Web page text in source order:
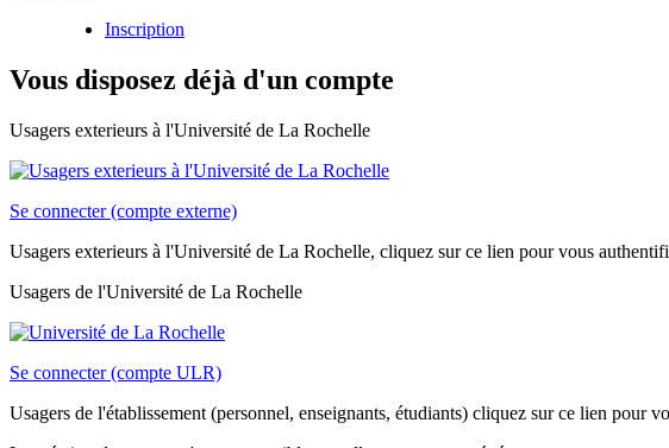
Inscription
Vous disposez déjà d'un compte
Usagers exterieurs à l'Université de La Rochelle
Se connecter (compte externe)
Usagers exterieurs à l'Université de La Rochelle, cliquez sur ce lien pour vous
Usagers de l'Université de La Rochelle
Se connecter (compte ULR)
Usagers de l'établissement (personnel, enseignants, étudiants) cliquez sur ce lien pour